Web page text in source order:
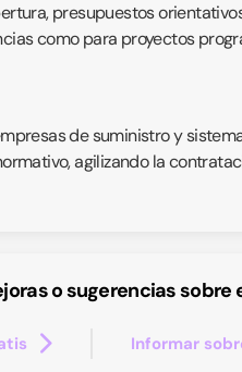
presupuestos
como para proyectos
de suministro y
agilizando la
o sugerencias
Informar